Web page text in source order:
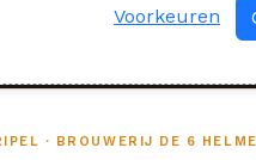
· BROUWERIJ DE 6
Voorkeuren